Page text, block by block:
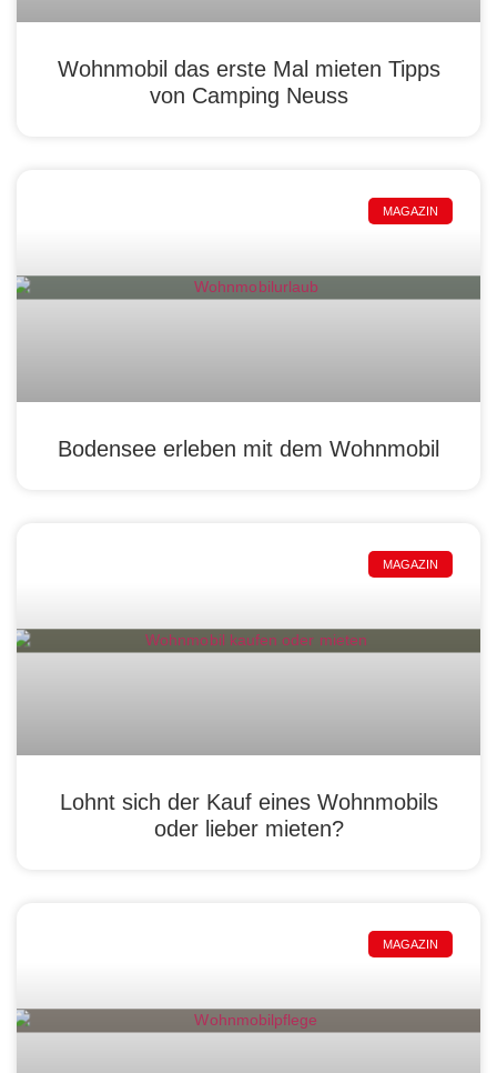
Wohnmobil das erste Mal mieten Tipps
von Camping Neuss
MAGAZIN
Bodensee erleben mit dem Wohnmobil
MAGAZIN
Lohnt sich der Kauf eines Wohnmobils
oder lieber mieten?
MAGAZIN